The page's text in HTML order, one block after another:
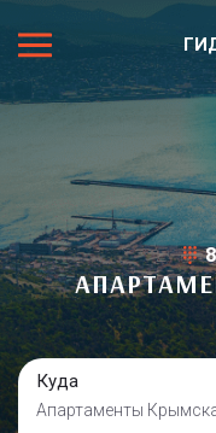
Куда
Апартаменты